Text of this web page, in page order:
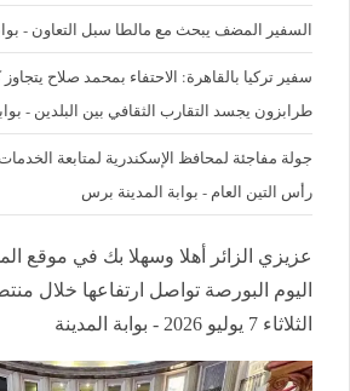
السفير المضف يبحث مع مالطا سبل التعاون -
سفير تركيا بالقاهرة: الاحتفاء بمحمد صلاح
طرابزون يجسد التقارب الثقافي بين البلدين -
جولة مفاجئة لمحافظ الإسكندرية لمتابعة
رأس التين العام - بوابة المدينة برس
عزيزي الزائر أهلا وسهلا بك في موقع
اليوم البورصة تواصل ارتفاعها خلال
الثلاثاء 7 يوليو 2026 - بوابة المدينة